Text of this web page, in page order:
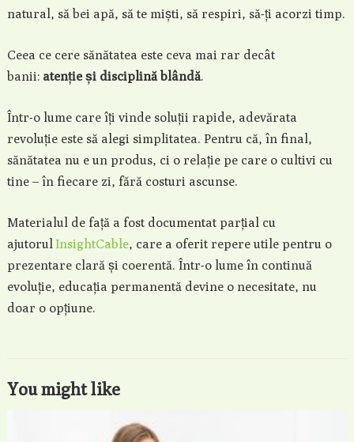
natural, să bei apă, să te miști, să respiri, să-ți acorzi timp.
Ceea ce cere sănătatea este ceva mai rar decât
banii: atenție și disciplină blândă.
Într-o lume care îți vinde soluții rapide, adevărata
revoluție este să alegi simplitatea. Pentru că, în final,
sănătatea nu e un produs, ci o relație pe care o cultivi cu
tine – în fiecare zi, fără costuri ascunse.
Materialul de față a fost documentat parțial cu
ajutorul InsightCable, care a oferit repere utile pentru o
prezentare clară și coerentă. Într-o lume în continuă
evoluție, educația permanentă devine o necesitate, nu
doar o opțiune.
You might like